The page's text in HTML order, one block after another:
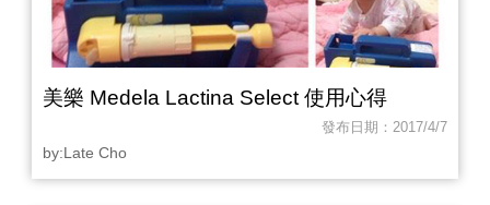
美樂 Medela Lactina Select 使用心得
發布日期：2017/4/7
by:Late Cho‎